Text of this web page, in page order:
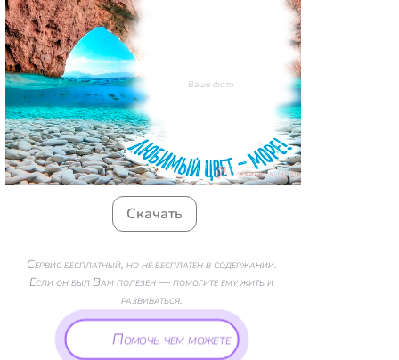
Ваше фото
Скачать
Сервис бесплатный, но не бесплатен в содержании.
Если он был Вам полезен — помогите ему жить и
развиваться.
Помочь чем можете